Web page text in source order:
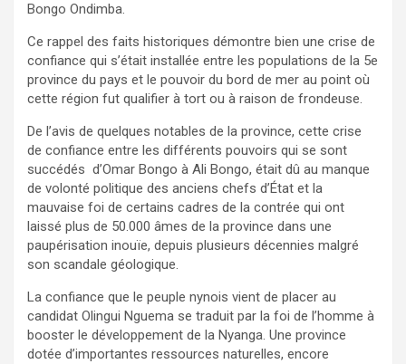
Bongo Ondimba.
Ce rappel des faits historiques démontre bien une crise de
confiance qui s’était installée entre les populations de la 5e
province du pays et le pouvoir du bord de mer au point où
cette région fut qualifier à tort ou à raison de frondeuse.
De l’avis de quelques notables de la province, cette crise
de confiance entre les différents pouvoirs qui se sont
succédés d’Omar Bongo à Ali Bongo, était dû au manque
de volonté politique des anciens chefs d’État et la
mauvaise foi de certains cadres de la contrée qui ont
laissé plus de 50.000 âmes de la province dans une
paupérisation inouïe, depuis plusieurs décennies malgré
son scandale géologique.
La confiance que le peuple nynois vient de placer au
candidat Olingui Nguema se traduit par la foi de l’homme à
booster le développement de la Nyanga. Une province
dotée d’importantes ressources naturelles, encore